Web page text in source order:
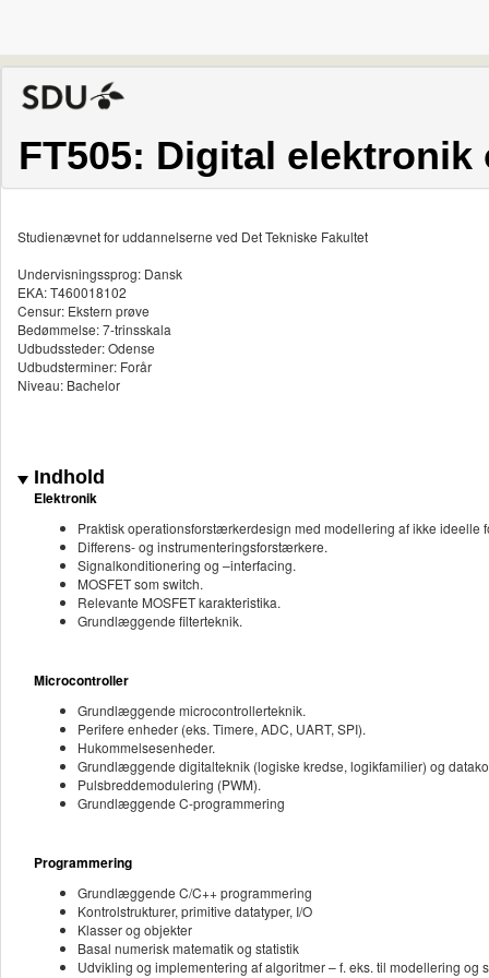
FT505: Digital
Studienævnet for uddannelserne ved Det Tekniske Fakultet
Undervisningssprog: Dansk
EKA: T460018102
Censur: Ekstern prøve
Bedømmelse: 7-trinsskala
Udbudssteder: Odense
Udbudsterminer: Forår
Niveau: Bachelor
Indhold
Elektronik
Praktisk operationsforstærkerdesign med modellering af ikke ideelle
Differens- og instrumenteringsforstærkere.
Signalkonditionering og –interfacing.
MOSFET som switch.
Relevante MOSFET karakteristika.
Grundlæggende filterteknik.
Microcontroller
Grundlæggende microcontrollerteknik.
Perifere enheder (eks. Timere, ADC, UART, SPI).
Hukommelsesenheder.
Grundlæggende digitalteknik (logiske kredse, logikfamilier) og
Pulsbreddemodulering (PWM).
Grundlæggende C-programmering
Programmering
Grundlæggende C/C++ programmering
Kontrolstrukturer, primitive datatyper, I/O
Klasser og objekter
Basal numerisk matematik og statistik
Udvikling og implementering af algoritmer – f. eks. til modellering og